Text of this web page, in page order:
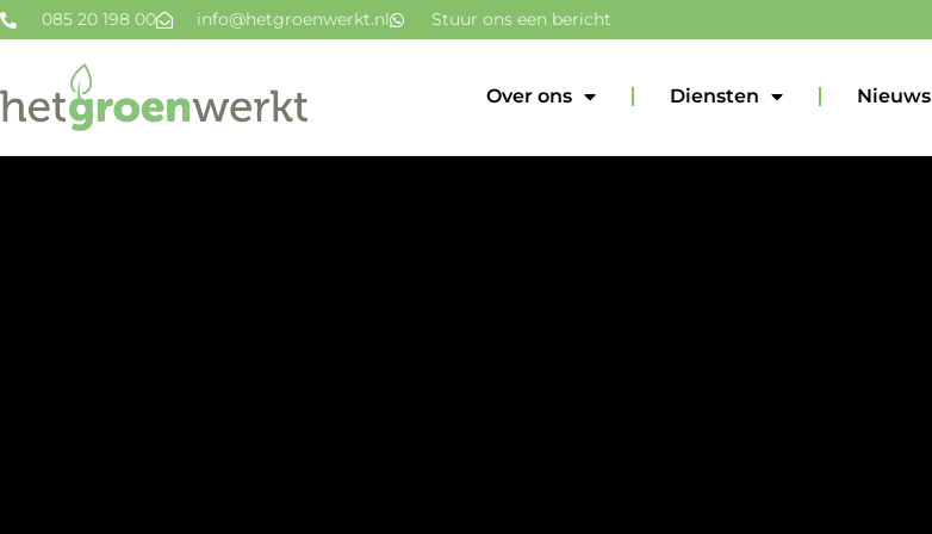
085 20 198 00 info@hetgroenwerkt.nl Stuur ons een bericht
Over ons Diensten Nieuws